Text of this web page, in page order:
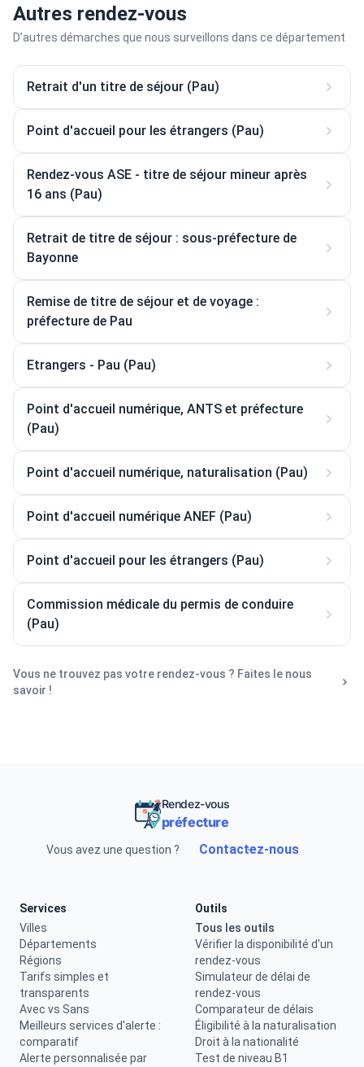
Autres rendez-vous
D’autres démarches que nous surveillons dans ce département
Retrait d'un titre de séjour (Pau)
Point d'accueil pour les étrangers (Pau)
Rendez-vous ASE - titre de séjour mineur après
16 ans (Pau)
Retrait de titre de séjour : sous-préfecture de
Bayonne
Remise de titre de séjour et de voyage :
préfecture de Pau
Etrangers - Pau (Pau)
Point d'accueil numérique, ANTS et préfecture
(Pau)
Point d'accueil numérique, naturalisation (Pau)
Point d'accueil numérique ANEF (Pau)
Point d'accueil pour les étrangers (Pau)
Commission médicale du permis de conduire
(Pau)
Vous ne trouvez pas votre rendez-vous ? Faites le nous
savoir !
Rendez-vous
préfecture
Vous avez une question ? Contactez-nous
Services
Villes
Départements
Régions
Tarifs simples et
transparents
Avec vs Sans
Meilleurs services d'alerte :
comparatif
Alerte personnalisée par
Outils
Tous les outils
Vérifier la disponibilité d'un
rendez-vous
Simulateur de délai de
rendez-vous
Comparateur de délais
Éligibilité à la naturalisation
Droit à la nationalité
Test de niveau B1